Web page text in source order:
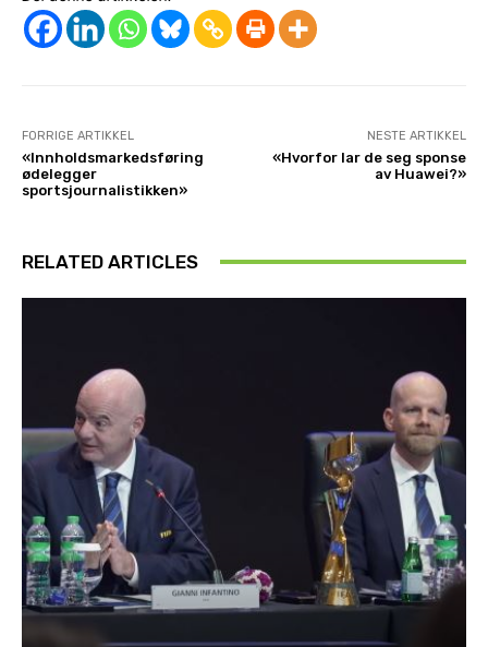
FORRIGE ARTIKKEL
«Innholdsmarkedsføring
ødelegger
sportsjournalistikken»
NESTE ARTIKKEL
«Hvorfor lar de seg sponse
av Huawei?»
RELATED ARTICLES